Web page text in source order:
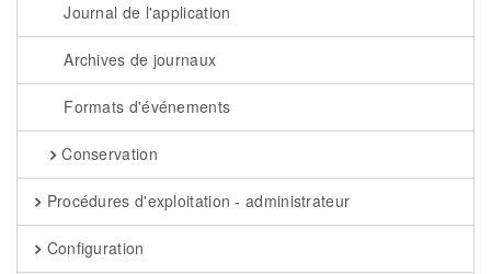
Journal de l'application
Archives de journaux
Formats d'événements
Conservation
Procédures d'exploitation - administrateur
Configuration